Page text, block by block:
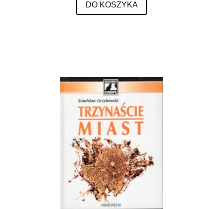
DO KOSZYKA